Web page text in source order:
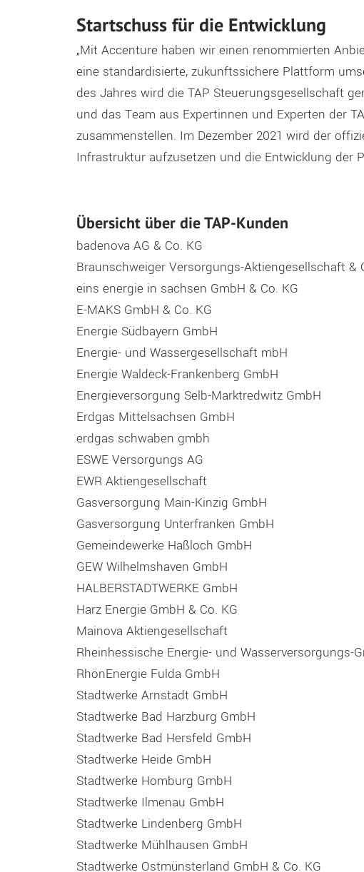
Startschuss für die Entwicklung
„Mit Accenture haben wir einen renommierten
eine standardisierte, zukunftssichere Plattform
des Jahres wird die TAP Steuerungsgesellschaft
und das Team aus Expertinnen und Experten der
zusammenstellen. Im Dezember 2021 wird der
Infrastruktur aufzusetzen und die Entwicklung der
Übersicht über die TAP-Kunden
badenova AG & Co. KG
Braunschweiger Versorgungs-Aktiengesellschaft &
eins energie in sachsen GmbH & Co. KG
E-MAKS GmbH & Co. KG
Energie Südbayern GmbH
Energie- und Wassergesellschaft mbH
Energie Waldeck-Frankenberg GmbH
Energieversorgung Selb-Marktredwitz GmbH
Erdgas Mittelsachsen GmbH
erdgas schwaben gmbh
ESWE Versorgungs AG
EWR Aktiengesellschaft
Gasversorgung Main-Kinzig GmbH
Gasversorgung Unterfranken GmbH
Gemeindewerke Haßloch GmbH
GEW Wilhelmshaven GmbH
HALBERSTADTWERKE GmbH
Harz Energie GmbH & Co. KG
Mainova Aktiengesellschaft
Rheinhessische Energie- und Wasserversorgungs-
RhönEnergie Fulda GmbH
Stadtwerke Arnstadt GmbH
Stadtwerke Bad Harzburg GmbH
Stadtwerke Bad Hersfeld GmbH
Stadtwerke Heide GmbH
Stadtwerke Homburg GmbH
Stadtwerke Ilmenau GmbH
Stadtwerke Lindenberg GmbH
Stadtwerke Mühlhausen GmbH
Stadtwerke Ostmünsterland GmbH & Co. KG